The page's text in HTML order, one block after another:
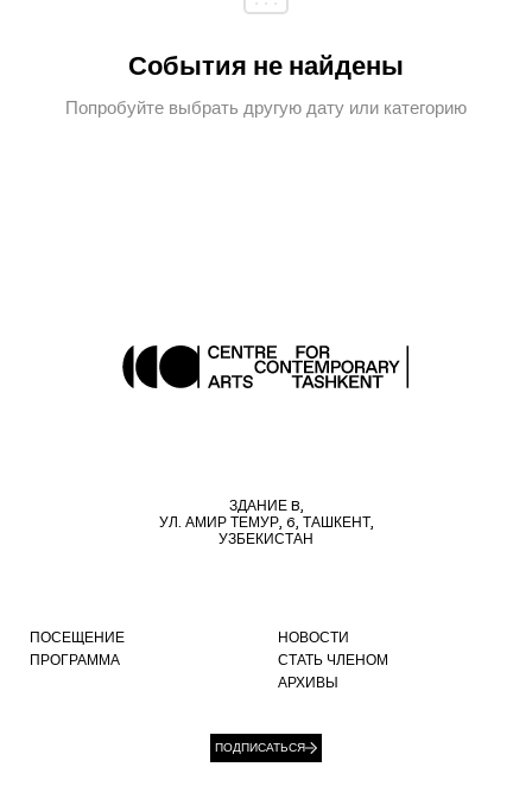
События не найдены
Попробуйте выбрать другую дату или категорию
ЗДАНИЕ B,
УЛ. АМИР ТЕМУР, 6, ТАШКЕНТ,
УЗБЕКИСТАН
ПОСЕЩЕНИЕ
ПРОГРАММА
НОВОСТИ
СТАТЬ ЧЛЕНОМ
АРХИВЫ
ПОДПИСАТЬСЯ